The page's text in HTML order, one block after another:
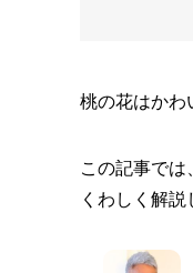
桃の花はかわ
この記事で
くわしく解